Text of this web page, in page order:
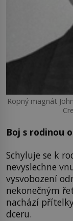
Ropný magnát
Boj s rodinou
Schyluje se k
nevyslechne
vysvobození
nekonečným
nachází
dceru.